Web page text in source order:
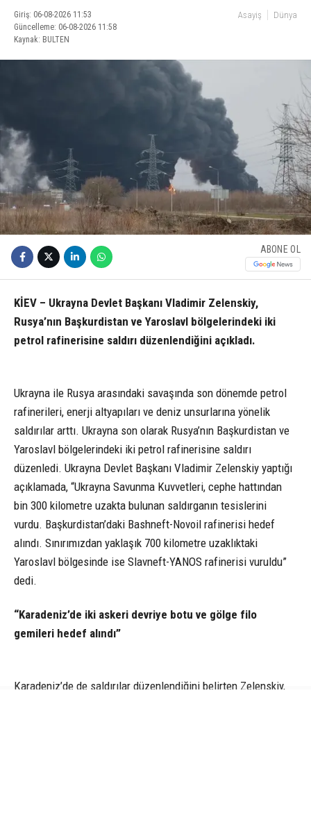
Giriş: 06-08-2026 11:53
Güncelleme: 06-08-2026 11:58
Kaynak: BULTEN
Asayiş Dünya
ABONE OL
KİEV – Ukrayna Devlet Başkanı Vladimir Zelenskiy,
Rusya’nın Başkurdistan ve Yaroslavl bölgelerindeki iki
petrol rafinerisine saldırı düzenlendiğini açıkladı.
Ukrayna ile Rusya arasındaki savaşında son dönemde petrol
rafinerileri, enerji altyapıları ve deniz unsurlarına yönelik
saldırılar arttı. Ukrayna son olarak Rusya’nın Başkurdistan ve
Yaroslavl bölgelerindeki iki petrol rafinerisine saldırı
düzenledi. Ukrayna Devlet Başkanı Vladimir Zelenskiy yaptığı
açıklamada, “Ukrayna Savunma Kuvvetleri, cephe hattından
bin 300 kilometre uzakta bulunan saldırganın tesislerini
vurdu. Başkurdistan’daki Bashneft-Novoil rafinerisi hedef
alındı. Sınırımızdan yaklaşık 700 kilometre uzaklıktaki
Yaroslavl bölgesinde ise Slavneft-YANOS rafinerisi vuruldu”
dedi.
“Karadeniz’de iki askeri devriye botu ve gölge filo
gemileri hedef alındı”
Karadeniz’de de saldırılar düzenlendiğini belirten Zelenskiy,